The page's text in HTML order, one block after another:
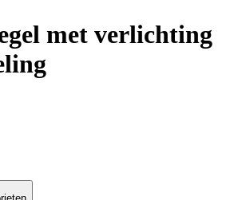
met verlichting